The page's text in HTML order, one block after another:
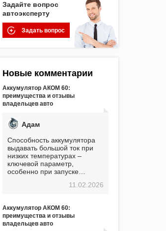
Задайте вопрос
автоэксперту
Задать вопрос
Новые комментарии
Аккумулятор АКОМ 60:
преимущества и отзывы
владельцев авто
Адам
Способность аккумулятора
выдавать большой ток при
низких температурах –
ключевой параметр,
особенно при запуске
показывает, что данный
стоимость. Долго сомневался
перед приобретением, но в
итоге ни разу не пожалел.
11.02.2026
Аккумулятор АКОМ 60:
преимущества и отзывы
владельцев авто